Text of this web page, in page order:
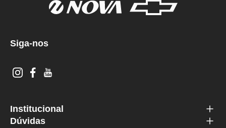
Siga-nos
Institucional
Dúvidas